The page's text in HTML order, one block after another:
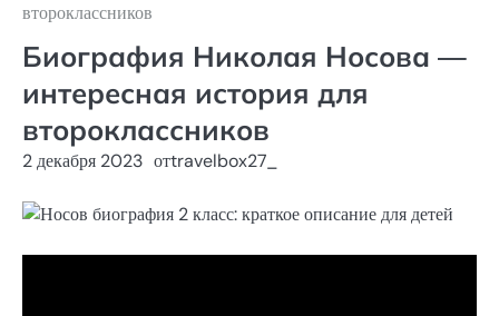
второклассников
Биография Николая Носова —
интересная история для
второклассников
2 декабря 2023 отtravelbox27_